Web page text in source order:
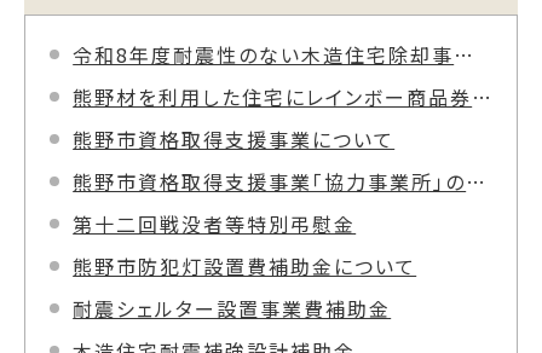
令和8年度耐震性のない木造住宅除却事業費補助金
熊野材を利用した住宅にレインボー商品券（木材住宅建設促進対策事業費補助金）
熊野市資格取得支援事業について
熊野市資格取得支援事業「協力事業所」の募集について
第十二回戦没者等特別弔慰金
熊野市防犯灯設置費補助金について
耐震シェルター設置事業費補助金